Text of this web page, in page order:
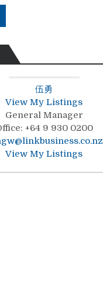
伍勇
View My Listings
General Manager
: +64 9 930 0200
View My Listings